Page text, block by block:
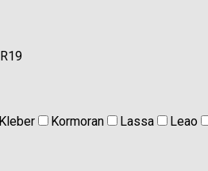
R19
Kleber Kormoran Lassa Leao